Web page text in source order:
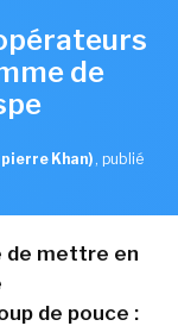
de
Khan) , publié
de mettre en
de pouce :